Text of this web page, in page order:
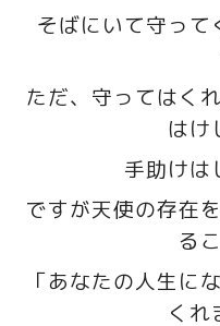
そばにいて守って
ただ、守ってはく
はけ
手助けは
ですが天使の存在
る
「あなたの人生に
くれ